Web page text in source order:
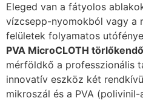
Eleged van a fátyolos
vízcsepp-nyomokból vagy a
felületek folyamatos
PVA MicroCLOTH
mérföldkő a professzionális
innovatív eszköz két
mikroszál és a PVA